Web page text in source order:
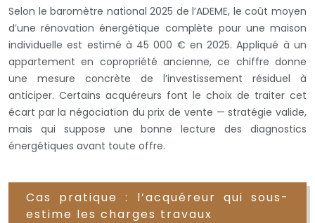
Selon le baromètre national 2025 de l’ADEME, le coût moyen
d’une rénovation énergétique complète pour une maison
individuelle est estimé à 45 000 € en 2025. Appliqué à un
appartement en copropriété ancienne, ce chiffre donne
une mesure concrète de l’investissement résiduel à
anticiper. Certains acquéreurs font le choix de traiter cet
écart par la négociation du prix de vente — stratégie valide,
mais qui suppose une bonne lecture des diagnostics
énergétiques avant toute offre.
Cas pratique : l’acquéreur qui sous-
estime les charges travaux